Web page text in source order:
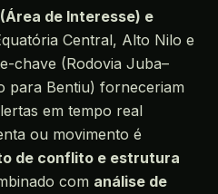
de Interesse) e
Central, Alto Nilo e
chave (Rodovia Juba–
para Bentiu) forneceriam
em tempo real
ou movimento é
de conflito e estrutura
com análise de